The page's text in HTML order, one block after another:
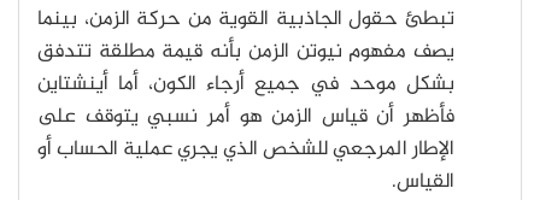
تبطئ حقول الجاذبية القوية من حركة الزمن، بينما
يصف مفهوم نيوتن الزمن بأنه قيمة مطلقة تتدفق
بشكل موحد في جميع أرجاء الكون، أما أينشتاين
فأظهر أن قياس الزمن هو أمر نسبي يتوقف على
الإطار المرجعي للشخص الذي يجري عملية الحساب أو
القياس.